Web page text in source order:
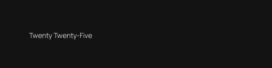
Twenty Twenty-Five